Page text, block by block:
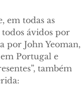
em todas as
todos ávidos por
por John Yeoman,
Portugal e
também